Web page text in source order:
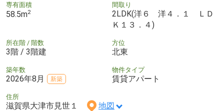
専有面積
58.5m2
間取り
2LDK(洋６ 洋４．１ ＬＤ
Ｋ１３．４)
所在階 / 階数
3階 / 3階建
方位
北東
築年数
2026年8月 新築
物件タイプ
賃貸アパート
住所
滋賀県大津市見世１ 地図